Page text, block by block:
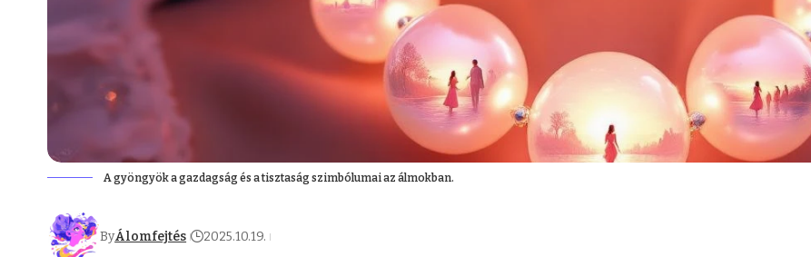
A gyöngyök a gazdagság és a tisztaság szimbólumai az álmokban.
ByÁlomfejtés 2025.10.19.